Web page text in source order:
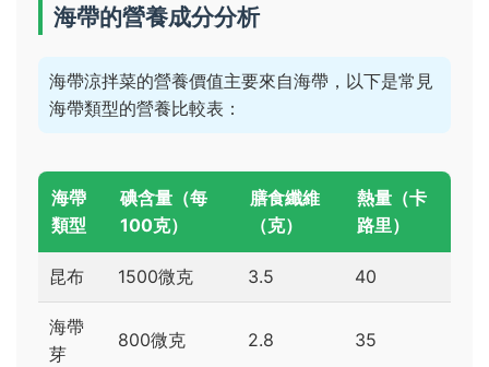
海帶的營養成分分析
海帶涼拌菜的營養價值主要來自海帶，以下是常見
海帶類型的營養比較表：
海帶
類型
碘含量（每
100克）
膳食纖維
（克）
熱量（卡
路里）
昆布 1500微克 3.5 40
海帶
芽
800微克 2.8 35